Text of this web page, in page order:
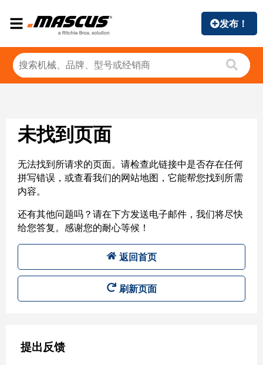
发布！
未找到页面
无法找到所请求的页面。请检查此链接中是否存在任何
拼写错误，或查看我们的网站地图，它能帮您找到所需
内容。
还有其他问题吗？请在下方发送电子邮件，我们将尽快
给您答复。感谢您的耐心等候！
返回首页
刷新页面
提出反馈